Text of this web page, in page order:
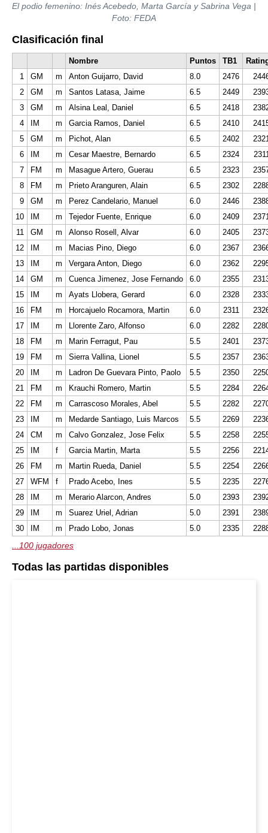
El podio femenino: Inés Acebedo, Marta García y Sabrina Vega |
Foto: FEDA
Clasificación final
Nombre Puntos TB1
1
GM m Anton Guijarro, David 8.0 2476
2
GM m Santos Latasa, Jaime 6.5 2449
3
GM m Alsina Leal, Daniel 6.5 2418
4
IM m Garcia Ramos, Daniel 6.5 2410
5
GM m Pichot, Alan 6.5 2402
6
IM m Cesar Maestre, Bernardo 6.5 2324
7
FM m Masague Artero, Guerau 6.5 2323
8
FM m Prieto Aranguren, Alain 6.5 2302
9
GM m Perez Candelario, Manuel 6.0 2446
10
IM m Tejedor Fuente, Enrique 6.0 2409
11
GM m Alonso Rosell, Alvar 6.0 2405
12
IM m Macias Pino, Diego 6.0 2367
13
IM m Vergara Anton, Diego 6.0 2362
14
GM m Cuenca Jimenez, Jose Fernando 6.0 2355
15
IM m Ayats Llobera, Gerard 6.0 2328
16
FM m Horcajuelo Rocamora, Martin 6.0 2311
17
IM m Llorente Zaro, Alfonso 6.0 2282
18
FM m Marin Ferragut, Pau 5.5 2401
19
FM m Sierra Vallina, Lionel 5.5 2357
20
IM m Ladron De Guevara Pinto, Paolo 5.5 2350
21
FM m Krauchi Romero, Martin 5.5 2284
22
FM m Carrascoso Morales, Abel 5.5 2282
23
IM m Medarde Santiago, Luis Marcos 5.5 2269
24
CM m Calvo Gonzalez, Jose Felix 5.5 2258
25
IM f Garcia Martin, Marta 5.5 2256
26
FM m Martin Rueda, Daniel 5.5 2254
27
WFM f Prado Acebo, Ines 5.5 2235
28
IM m Merario Alarcon, Andres 5.0 2393
29
IM m Suarez Uriel, Adrian 5.0 2391
30
IM m Prado Lobo, Jonas 5.0 2335
...100 jugadores
Todas las partidas disponibles